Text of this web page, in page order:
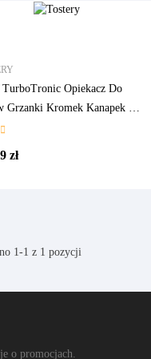
TurboTronic Opiekacz Do
Grzanki Kromek Kanapek 2
6 Poziomów Opiekania
zł
1-1 z 1 pozycji
o promocjach.